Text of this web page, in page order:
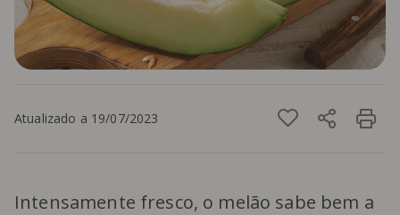
Atualizado a 19/07/2023
Intensamente fresco, o melão sabe bem a